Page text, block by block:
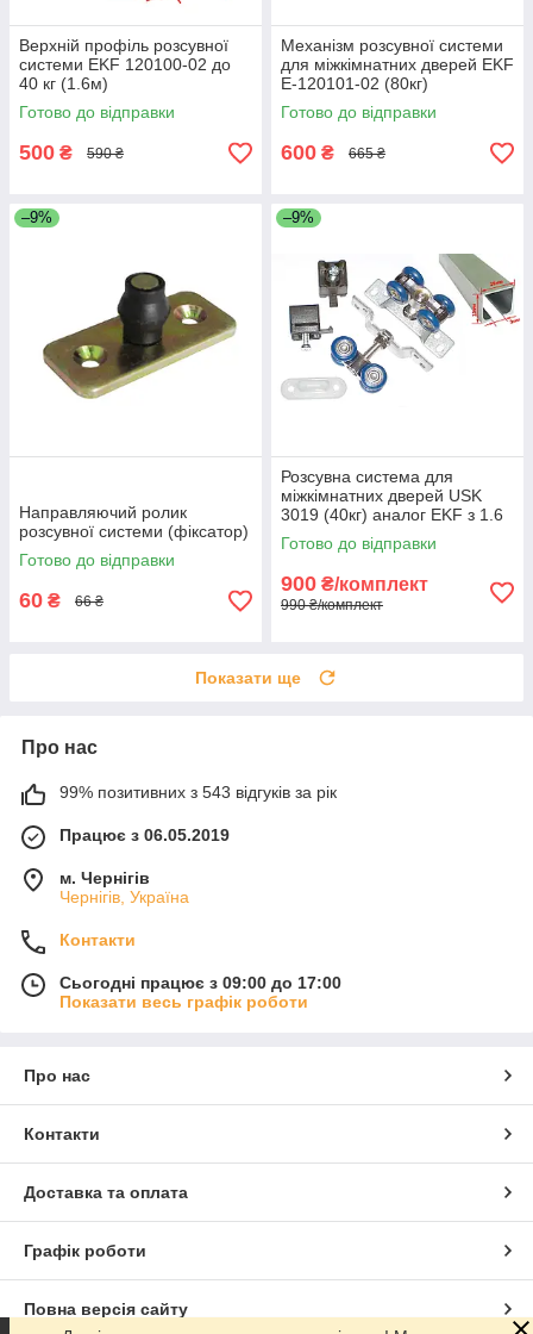
Верхній профіль розсувної
системи EKF 120100-02 до
40 кг (1.6м)
Готово до відправки
500 ₴ 590 ₴
Механізм розсувної системи
для міжкімнатних дверей EKF
E-120101-02 (80кг)
Готово до відправки
600 ₴ 665 ₴
–9%
Направляючий ролик
розсувної системи (фіксатор)
Готово до відправки
60 ₴ 66 ₴
–9%
Розсувна система для
міжкімнатних дверей USK
3019 (40кг) аналог EKF з 1.6
м профілем
Готово до відправки
900 ₴/комплект
990 ₴/комплект
Показати ще
Про нас
99% позитивних з 543 відгуків за рік
Працює з 06.05.2019
м. Чернігів
Чернігів, Україна
Контакти
Сьогодні працює з 09:00 до 17:00
Показати весь графік роботи
Про нас
Контакти
Доставка та оплата
Графік роботи
Повна версія сайту